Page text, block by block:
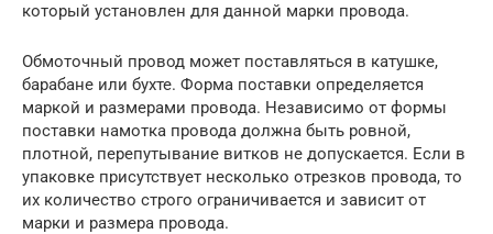
который установлен для данной марки провода.
Обмоточный провод может поставляться в катушке,
барабане или бухте. Форма поставки определяется
маркой и размерами провода. Независимо от формы
поставки намотка провода должна быть ровной,
плотной, перепутывание витков не допускается. Если в
упаковке присутствует несколько отрезков провода, то
их количество строго ограничивается и зависит от
марки и размера провода.